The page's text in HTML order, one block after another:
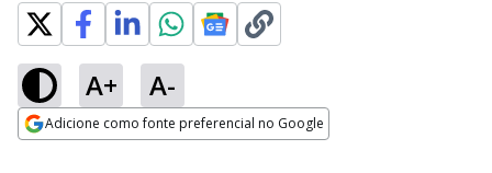
A+ A-
Adicione como fonte preferencial no Google